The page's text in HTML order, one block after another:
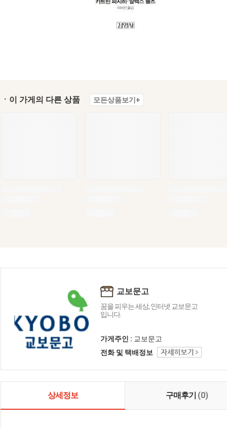
ㆍ이 가게의 다른 상품 모든상품보기+
교보문고
꿈을 피우는 세상, 인터넷 교보문고
입니다.
가게주인 : 교보문고
전화 및 택배정보
상세정보 구매후기 (0)